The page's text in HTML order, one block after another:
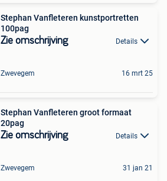
Stephan Vanfleteren kunstportretten
100pag
Zie omschrijving Details
Zwevegem 16 mrt 25
Stephan Vanfleteren groot formaat
20pag
Zie omschrijving Details
Zwevegem 31 jan 21